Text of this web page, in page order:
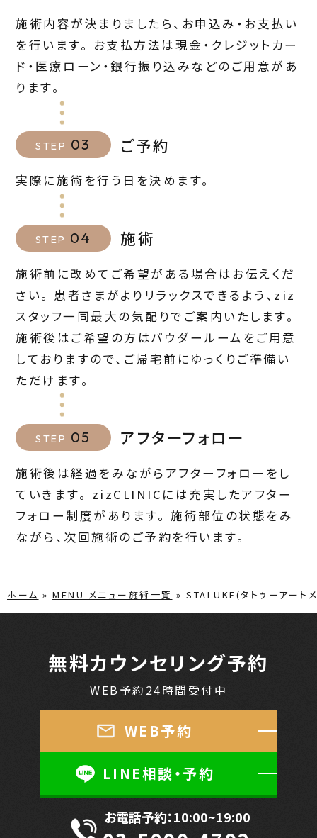
施術内容が決まりましたら、お申込み・お支払い
を行います。 お支払方法は現金・クレジットカー
ド・医療ローン・銀行振り込みなどのご用意があ
ります。
STEP 03 ご予約
実際に施術を行う日を決めます。
STEP 04 施術
施術前に改めてご希望がある場合はお伝えくだ
さい。 患者さまがよりリラックスできるよう、ziz
スタッフ一同最大の気配りでご案内いたします。
施術後はご希望の方はパウダールームをご用意
しておりますので、ご帰宅前にゆっくりご準備い
ただけます。
STEP 05 アフターフォロー
施術後は経過をみながらアフターフォローをし
ていきます。 zizCLINICには充実したアフター
フォロー制度があります。 施術部位の状態をみ
ながら、次回施術のご予約を行います。
ホーム » MENU メニュー施術一覧 » STALUKE(タトゥーアート
無料カウンセリング予約
WEB予約24時間受付中
WEB予約
LINE相談・予約
お電話予約：10:00~19:00